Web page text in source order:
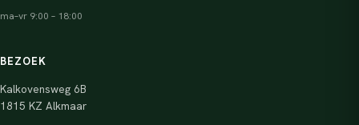
ma–vr 9:00 – 18:00
BEZOEK
Kalkovensweg 6B
1815 KZ Alkmaar